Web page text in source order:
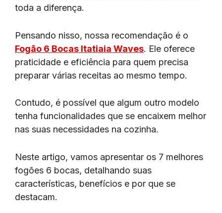
toda a diferença.
Pensando nisso, nossa recomendação é o
Fogão 6 Bocas Itatiaia Waves. Ele oferece
praticidade e eficiência para quem precisa
preparar várias receitas ao mesmo tempo.
Contudo, é possível que algum outro modelo
tenha funcionalidades que se encaixem melhor
nas suas necessidades na cozinha.
Neste artigo, vamos apresentar os 7 melhores
fogões 6 bocas, detalhando suas
características, benefícios e por que se
destacam.